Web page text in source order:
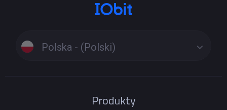
Polska - (Polski)
Produkty